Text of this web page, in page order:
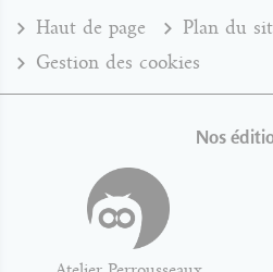
Haut de page Plan du
Gestion des cookies
Nos